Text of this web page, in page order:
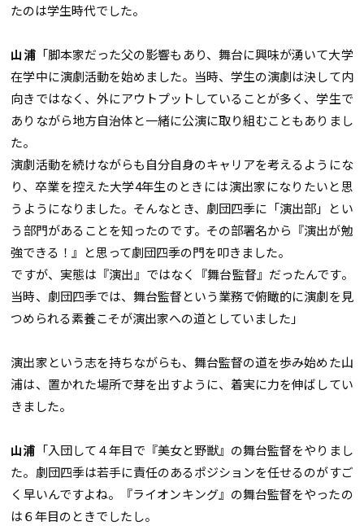
たのは学生時代でした。
山浦「脚本家だった父の影響もあり、舞台に興味が湧いて大学
在学中に演劇活動を始めました。当時、学生の演劇は決して内
向きではなく、外にアウトプットしていることが多く、学生で
ありながら地方自治体と一緒に公演に取り組むこともありまし
た。
演劇活動を続けながらも自分自身のキャリアを考えるようにな
り、卒業を控えた大学4年生のときには演出家になりたいと思
うようになりました。そんなとき、劇団四季に「演出部」とい
う部門があることを知ったのです。その部署名から『演出が勉
強できる！』と思って劇団四季の門を叩きました。
ですが、実態は『演出』ではなく『舞台監督』だったんです。
当時、劇団四季では、舞台監督という業務で俯瞰的に演劇を見
つめられる素養こそが演出家への道としていました」
演出家という志を持ちながらも、舞台監督の道を歩み始めた山
浦は、置かれた場所で芽を出すように、着実に力を伸ばしてい
きました。
山浦 「入団して４年目で『美女と野獣』の舞台監督をやりまし
た。劇団四季は若手に責任のあるポジションを任せるのがすご
く早いんですよね。『ライオンキング』の舞台監督をやったの
は６年目のときでしたし。